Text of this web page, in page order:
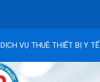
DỊCH VỤ THUÊ THIẾT BỊ Y TẾ